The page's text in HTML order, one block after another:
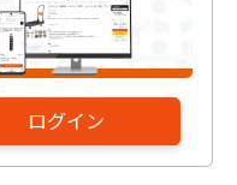
ログイン